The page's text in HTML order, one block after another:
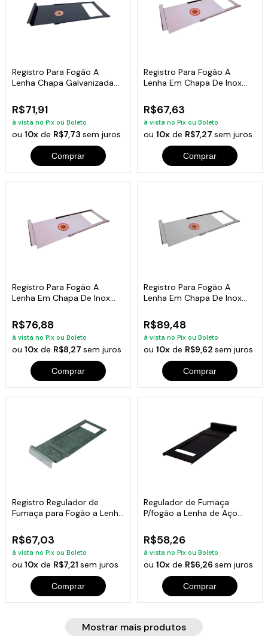
Registro Para Fogão A
Lenha Chapa Galvanizada
R$71,91
à vista no Pix ou Boleto
ou10x de R$7,73sem juros
Comprar
Registro Para Fogão A
Lenha Em Chapa De Inox
R$67,63
à vista no Pix ou Boleto
ou 10xde R$7,27 sem juros
Comprar
Registro Para Fogão A
Lenha Em Chapa De Inox
R$76,88
à vista no Pix ou Boleto
ou10x de R$8,27sem juros
Comprar
Registro Para Fogão A
Lenha Em Chapa De Inox
R$89,48
à vista no Pix ou Boleto
ou 10xde R$9,62 sem juros
Comprar
Registro Regulador de
Fumaça para Fogão a Lenha
R$67,03
à vista no Pix ou Boleto
ou10x de R$7,21sem juros
Comprar
Regulador de Fumaça
P/fogão a Lenha de Aço
R$58,26
à vista no Pix ou Boleto
ou 10xde R$6,26 sem juros
Comprar
Mostrar mais produtos